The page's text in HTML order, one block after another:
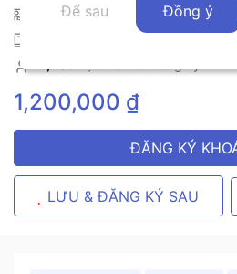
Kim Mi Sook,
1,200,000 ₫
ĐĂNG KÝ
LƯU & ĐĂNG KÝ SAU
Để sau Đồng ý